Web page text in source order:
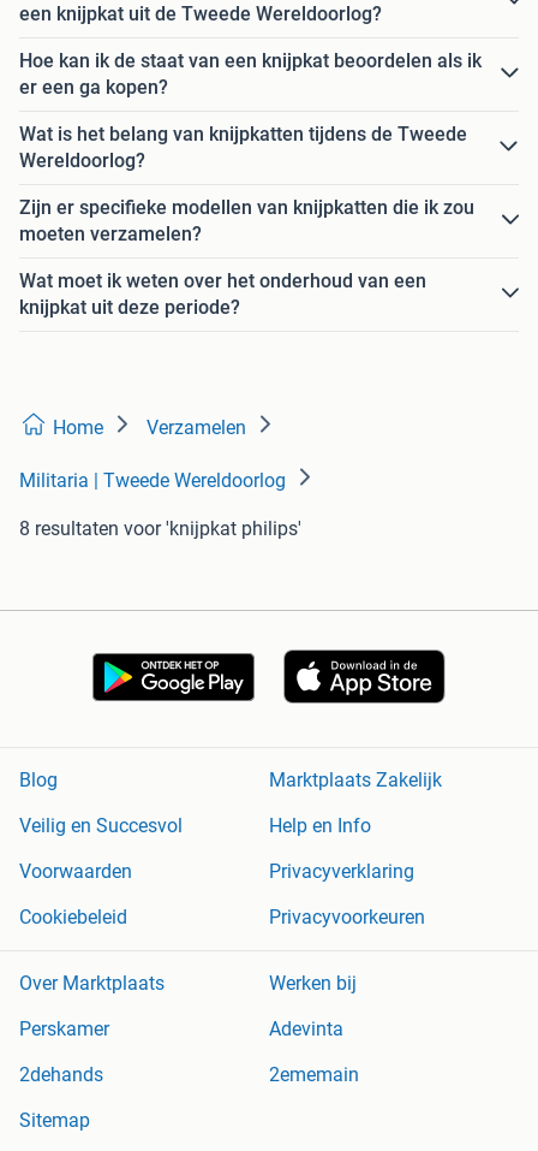
een knijpkat uit de Tweede Wereldoorlog?
Hoe kan ik de staat van een knijpkat beoordelen als ik
er een ga kopen?
Wat is het belang van knijpkatten tijdens de Tweede
Wereldoorlog?
Zijn er specifieke modellen van knijpkatten die ik zou
moeten verzamelen?
Wat moet ik weten over het onderhoud van een
knijpkat uit deze periode?
Home Verzamelen
Militaria | Tweede Wereldoorlog
8 resultaten voor 'knijpkat philips'
Blog
Marktplaats Zakelijk
Veilig en Succesvol
Help en Info
Voorwaarden
Privacyverklaring
Cookiebeleid
Privacyvoorkeuren
Over Marktplaats
Werken bij
Perskamer
Adevinta
2dehands
2ememain
Sitemap